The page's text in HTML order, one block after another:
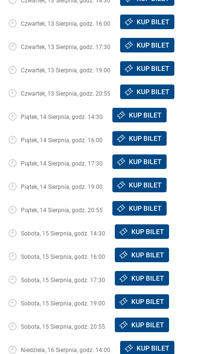
Czwartek, 13 Sierpnia, godz. 16:00 KUP BILET
Czwartek, 13 Sierpnia, godz. 17:30 KUP BILET
Czwartek, 13 Sierpnia, godz. 19:00 KUP BILET
Czwartek, 13 Sierpnia, godz. 20:55 KUP BILET
Piątek, 14 Sierpnia, godz. 14:30 KUP BILET
Piątek, 14 Sierpnia, godz. 16:00 KUP BILET
Piątek, 14 Sierpnia, godz. 17:30 KUP BILET
Piątek, 14 Sierpnia, godz. 19:00 KUP BILET
Piątek, 14 Sierpnia, godz. 20:55 KUP BILET
Sobota, 15 Sierpnia, godz. 14:30 KUP BILET
Sobota, 15 Sierpnia, godz. 16:00 KUP BILET
Sobota, 15 Sierpnia, godz. 17:30 KUP BILET
Sobota, 15 Sierpnia, godz. 19:00 KUP BILET
Sobota, 15 Sierpnia, godz. 20:55 KUP BILET
Niedziela, 16 Sierpnia, godz. 14:00 KUP BILET